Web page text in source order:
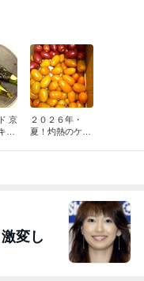
京
ッ
２０２６年・
夏！灼熱のケチ
変し